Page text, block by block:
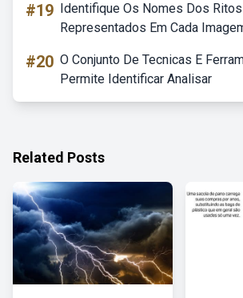
#19 Identifique Os Nomes Dos
Representados Em Cada
#20 O Conjunto De Tecnicas E
Permite Identificar Analisar
Related Posts